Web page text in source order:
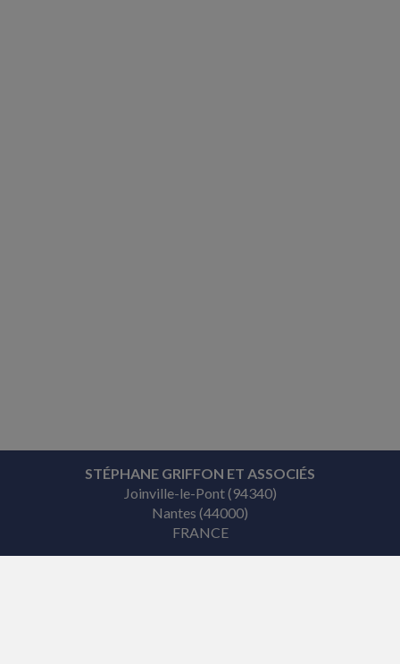
STÉPHANE GRIFFON ET ASSOCIÉS
Joinville-le-Pont (94340)
Nantes (44000)
FRANCE
Tél. : 01 48 89 58 19